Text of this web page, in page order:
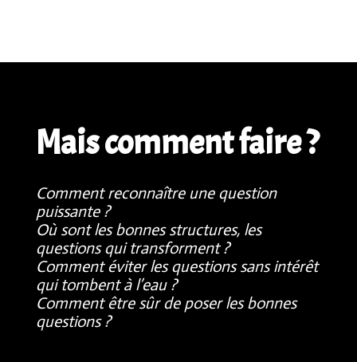
Mais comment faire ?
Comment reconnaître une question
puissante ?
Où sont les bonnes structures, les
questions qui transforment ?
Comment éviter les questions sans intérêt
qui tombent à l’eau ?
Comment être sûr de poser les bonnes
questions ?